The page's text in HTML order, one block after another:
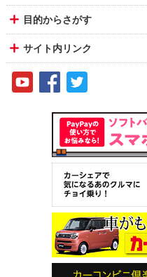
目的からさがす
サイト内リンク